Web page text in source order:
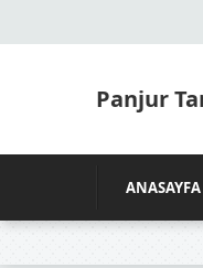
Panjur
ANASAYFA